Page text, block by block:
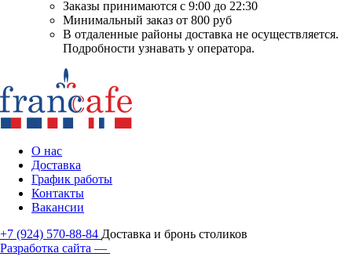
Заказы принимаются с 9:00 до 22:30
Минимальный заказ от 800 руб
В отдаленные районы доставка не осуществляется.
Подробности узнавать у оператора.
О нас
Доставка
График работы
Контакты
Вакансии
+7 (924) 570-88-84 Доставка и бронь столиков
Разработка сайта —